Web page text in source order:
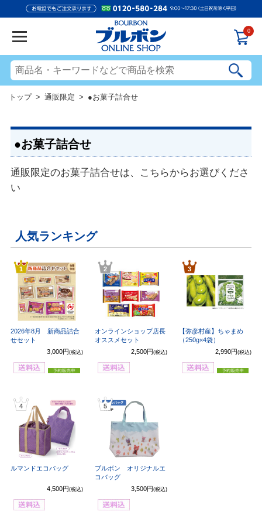
0
トップ> 通販限定 > ●お菓子詰合せ
●お菓子詰合せ
通販限定のお菓子詰合せは、こちらからお選びくださ
い
人気ランキング
1
2026年8月 新商品詰合
せセット
3,000円 (税込)
2
オンラインショップ店長
オススメセット
2,500円 (税込)
3
【弥彦村産】ちゃまめ
（250g×4袋）
2,990円(税込)
4
ルマンドエコバッグ
4,500円 (税込)
5
ブルボン オリジナルエ
コバッグ
3,500円 (税込)